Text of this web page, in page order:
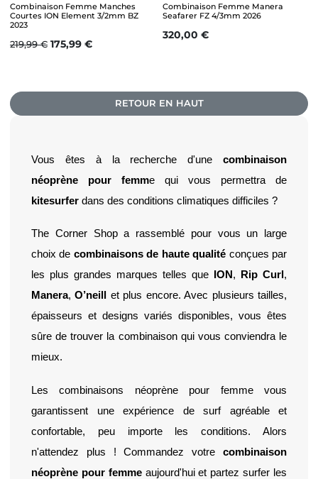
Combinaison Femme Manches
Courtes ION Element 3/2mm BZ
2023
Prix de base
219,99 € Prix
175,99 €
Combinaison Femme Manera
Seafarer FZ 4/3mm 2026
Prix
320,00 €
RETOUR EN HAUT
Vous êtes à la recherche d'une combinaison
néoprène pour femm
kitesurfer dans des conditions climatiques difficiles ?
The Corner Shop a rassemblé pour vous un large
choix de combinaisons de haute qualité conçues par
les plus grandes marques telles que
ION , Rip Curl
Manera, O’neill
et plus encore. Avec plusieurs tailles,
épaisseurs et designs variés disponibles, vous êtes
sûre de trouver la combinaison qui vous conviendra le
mieux.
Les combinaisons néoprène pour femme vous
garantissent une expérience de surf agréable et
confortable, peu importe les conditions. Alors
n'attendez plus ! Commandez votre combinaison
néoprène pour femme aujourd'hui et partez surfer les